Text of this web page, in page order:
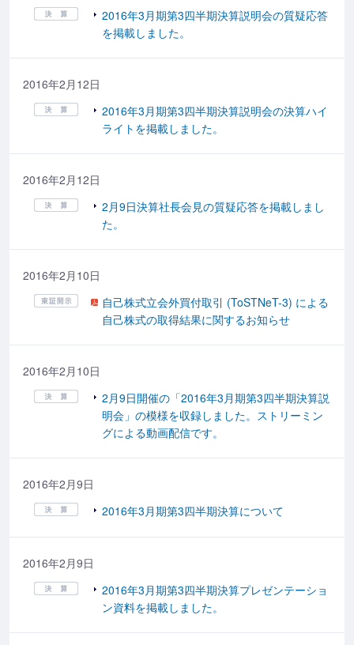
2016年3月期第3四半期決算説明会の質疑応答
を掲載しました。
2016年2月12日
2016年3月期第3四半期決算説明会の決算ハイ
ライトを掲載しました。
2016年2月12日
2月9日決算社長会見の質疑応答を掲載しまし
た。
2016年2月10日
自己株式立会外買付取引 (ToSTNeT-3) による
自己株式の取得結果に関するお知らせ
2016年2月10日
2月9日開催の「2016年3月期第3四半期決算説
明会」の模様を収録しました。ストリーミン
グによる動画配信です。
2016年2月9日
2016年3月期第3四半期決算について
2016年2月9日
2016年3月期第3四半期決算プレゼンテーショ
ン資料を掲載しました。